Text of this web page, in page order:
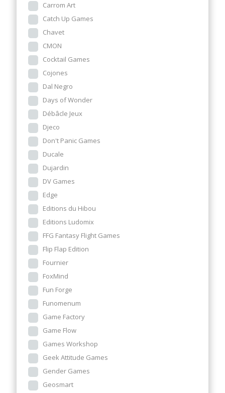
Carrom Art
Catch Up Games
Chavet
CMON
Cocktail Games
Cojones
Dal Negro
Days of Wonder
Débâcle Jeux
Djeco
Don't Panic Games
Ducale
Dujardin
DV Games
Edge
Editions du Hibou
Editions Ludomix
FFG Fantasy Flight Games
Flip Flap Edition
Fournier
FoxMind
Fun Forge
Funomenum
Game Factory
Game Flow
Games Workshop
Geek Attitude Games
Gender Games
Geosmart